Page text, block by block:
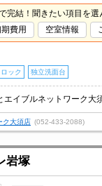
完結！聞きたい項目を選
費用
空室情報
ック 独立洗面台
エイブルネットワーク大
ク大須店 (052-433-2088)
岩塚